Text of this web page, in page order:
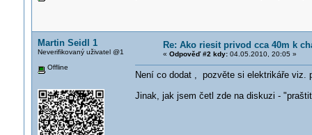
Martin Seidl 1
Neverifikovaný uživatel @1
Offline
Re: Ako riesit privod cca 40m k
« Odpověď #2 kdy:04.05.2010, 20:05 »
Není co dodat , pozvěte si elektrikáře viz.
Jinak, jak jsem četl zde na diskuzi -